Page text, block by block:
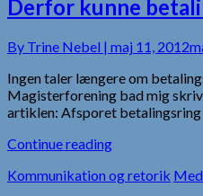
Derfor kunne
By Trine Nebel | maj 11, 2012
Ingen taler længere om
Magisterforening bad mig
artiklen: Afsporet betalingsring
Continue reading
Kommunikation og retorik